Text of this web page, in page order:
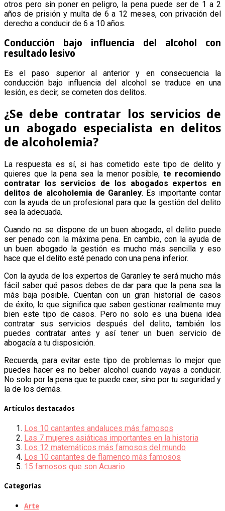
otros pero sin poner en peligro, la pena puede ser de 1 a 2
años de prisión y multa de 6 a 12 meses, con privación del
derecho a conducir de 6 a 10 años.
Conducción bajo influencia del alcohol con
resultado lesivo
Es el paso superior al anterior y en consecuencia la
conducción bajo influencia del alcohol se traduce en una
lesión, es decir, se cometen dos delitos.
¿Se debe contratar los servicios de
un abogado especialista en delitos
de alcoholemia?
La respuesta es sí, si has cometido este tipo de delito y
quieres que la pena sea la menor posible,te recomiendo
contratar los servicios de los abogados expertos en
delitos de alcoholemia de Garanley. Es importante contar
con la ayuda de un profesional para que la gestión del delito
sea la adecuada.
Cuando no se dispone de un buen abogado, el delito puede
ser penado con la máxima pena. En cambio, con la ayuda de
un buen abogado la gestión es mucho más sencilla y eso
hace que el delito esté penado con una pena inferior.
Con la ayuda de los expertos de Garanley te será mucho más
fácil saber qué pasos debes de dar para que la pena sea la
más baja posible. Cuentan con un gran historial de casos
de éxito, lo que significa que saben gestionar realmente muy
bien este tipo de casos. Pero no solo es una buena idea
contratar sus servicios después del delito, también los
puedes contratar antes y así tener un buen servicio de
abogacía a tu disposición.
Recuerda, para evitar este tipo de problemas lo mejor que
puedes hacer es no beber alcohol cuando vayas a conducir.
No solo por la pena que te puede caer, sino por tu seguridad y
la de los demás.
Artículos destacados
Los 10 cantantes andaluces más famosos
Las 7 mujeres asiáticas importantes en la historia
Los 12 matemáticos más famosos del mundo
Los 10 cantantes de flamenco más famosos
15 famosos que son Acuario
Categorías
Arte